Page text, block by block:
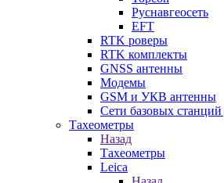
Руснавгеосеть
EFT
RTK роверы
RTK комплекты
GNSS антенны
Модемы
GSM и УКВ антенны
Сети базовых
Тахеометры
Назад
Тахеометры
Leica